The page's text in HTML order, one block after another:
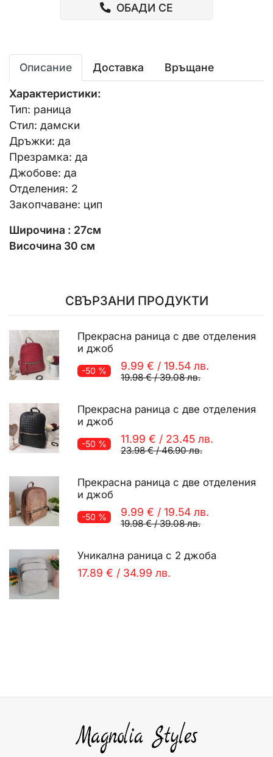
ОБАДИ СЕ
Описание Доставка Връщане
Характеристики:
Тип: раница
Стил: дамски
Дръжки: да
Презрамка: да
Джобове: да
Отделения: 2
Закопчаване: цип
Широчина : 27см
Височина 30 см
СВЪРЗАНИ ПРОДУКТИ
Прекрасна раница с две отделения
и джоб
-50 % 9.99 € / 19.54 лв.
19.98 €/39.08 лв.
Прекрасна раница с две отделения
и джоб
-50 % 11.99 € / 23.45 лв.
23.98 €/46.90 лв.
Прекрасна раница с две отделения
и джоб
-50 % 9.99 € / 19.54 лв.
19.98 €/39.08 лв.
Уникална раница с 2 джоба
17.89 € / 34.99 лв.